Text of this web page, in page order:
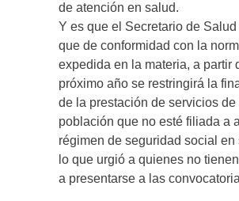
de atención en salud.
Y es que el Secretario de
que de conformidad con la
expedida en la materia, a partir
próximo año se restringirá la
de la prestación de servicios de
población que no esté filiada a
régimen de seguridad social en
lo que urgió a quienes no
a presentarse a las